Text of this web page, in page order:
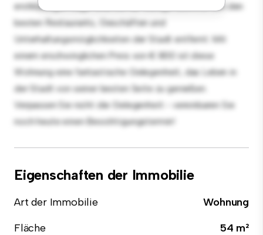
erstklassigen Lage sind Sie nur wenige Schritte von den
besten Restaurants, Geschäften und
Unterhaltungsmöglichkeiten der Stadt entfernt. Mit
einem erschwinglichen Preis von € 800 ist diese
Wohnung eine fantastische Gelegenheit, das Leben in
der Stadt von seiner besten Seite zu genießen.
Verpassen Sie nicht die Gelegenheit - vereinbaren Sie
noch heute einen Besichtigungstermin!
Eigenschaften der Immobilie
Art der Immobilie
Wohnung
Fläche
54 m²